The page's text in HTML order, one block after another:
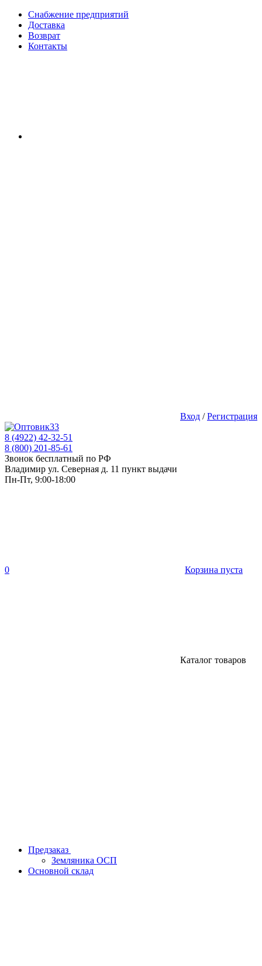
Снабжение предприятий
Доставка
Возврат
Контакты
Вход /Регистрация
8 (4922) 42-32-51
8 (800) 201-85-61
Звонок бесплатный по РФ
Владимир ул. Северная д. 11 пункт выдачи
Пн-Пт, 9:00-18:00
0 Корзина пуста
Каталог товаров
Предзаказ
Земляника ОСП
Основной склад